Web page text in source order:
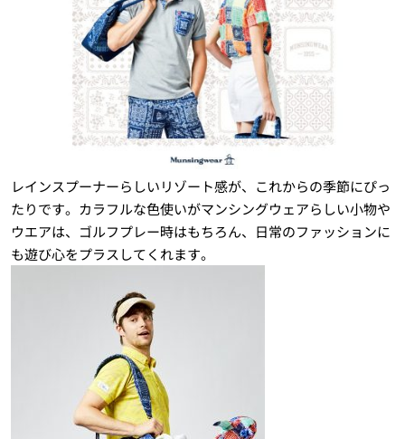
レインスプーナーらしいリゾート感が、これからの季節にぴっ
たりです。カラフルな色使いがマンシングウェアらしい小物や
ウエアは、ゴルフプレー時はもちろん、日常のファッションに
も遊び心をプラスしてくれます。